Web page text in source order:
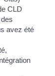
CLD
avez été